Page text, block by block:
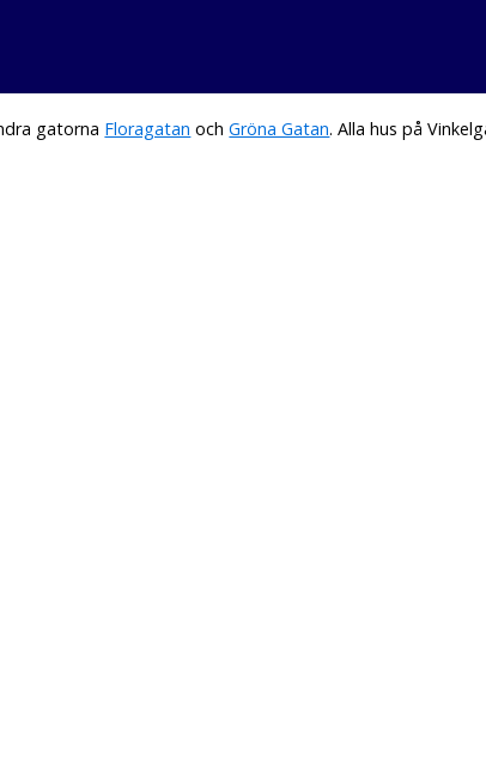
gatorna Floragatan ochGröna Gatan. Alla hus på